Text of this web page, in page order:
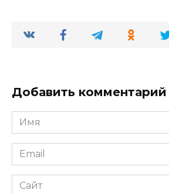
Добавить комментарий
Имя
*
Email
*
Сайт